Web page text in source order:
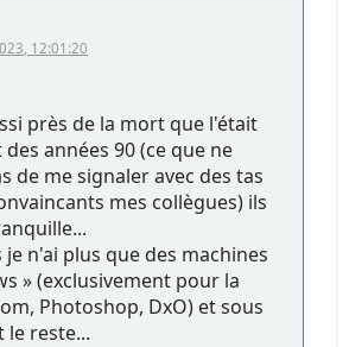
12:01:20
près de la mort que l'était
années 90 (ce que ne
de me signaler avec des tas
mes collègues) ils
je n'ai plus que des machines
» (exclusivement pour la
Photoshop, DxO) et sous
reste...